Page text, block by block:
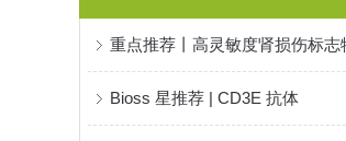
Bioss 星推荐 | CD3E 抗体